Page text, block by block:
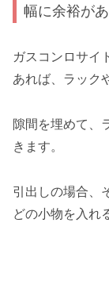
幅に余裕が
ガスコンロサイ
あれば、ラック
隙間を埋めて、
きます。
引出しの場合、
どの小物を入れ